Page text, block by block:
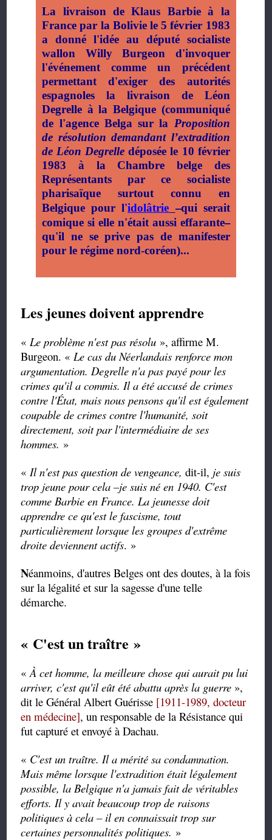
La livraison de Klaus Barbie à la
France par la Bolivie le 5 février 1983
a donné l'idée au député socialiste
wallon Willy Burgeon d'invoquer
l'événement comme un précédent
permettant d'exiger des autorités
espagnoles la livraison de Léon
Degrelle à la Belgique (communiqué
de l'agence Belga sur la Proposition
de résolution demandant l’extradition
de Léon Degrelle déposée le 10 février
1983 à la Chambre belge des
Représentants par ce socialiste
pharisaïque surtout connu en
Belgique pour l'idolâtrie –qui serait
comique si elle n'était aussi effarante–
qu'il ne se prive pas de manifester
pour le régime nord-coréen)...
Les jeunes doivent apprendre
« Le problème n'est pas résolu », affirme M.
Burgeon. « Le cas du Néerlandais renforce mon
argumentation. Degrelle n'a pas payé pour les
crimes qu'il a commis. Il a été accusé de crimes
contre l'État, mais nous pensons qu'il est également
coupable de crimes contre l'humanité, soit
directement, soit par l'intermédiaire de ses
hommes. »
« Il n'est pas question de vengeance, dit-il, je suis
trop jeune pour cela –je suis né en 1940. C'est
comme Barbie en France. La jeunesse doit
apprendre ce qu'est le fascisme, tout
particulièrement lorsque les groupes d'extrême
droite deviennent actifs. »
Néanmoins, d'autres Belges ont des doutes, à la fois
sur la légalité et sur la sagesse d'une telle
démarche.
« C'est un traître »
«À cet homme, la meilleure chose qui aurait pu lui
arriver, c'est qu'il eût été abattu après la guerre »,
dit le Général Albert Guérisse [1911-1989, docteur
en médecine], un responsable de la Résistance qui
fut capturé et envoyé à Dachau.
« C'est un traître. Il a mérité sa condamnation.
Mais même lorsque l'extradition était légalement
possible, la Belgique n'a jamais fait de véritables
efforts. Il y avait beaucoup trop de raisons
politiques à cela – il en connaissait trop sur
certaines personnalités politiques. »